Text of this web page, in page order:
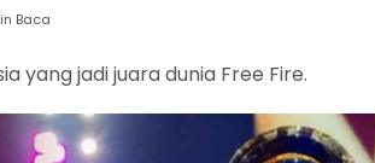
Baca
yang jadi juara dunia Free Fire.